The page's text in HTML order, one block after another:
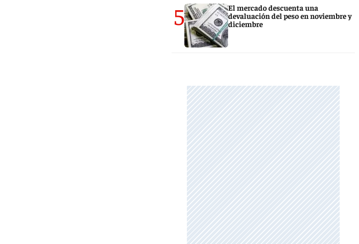
5
El mercado descuenta una
devaluación del peso en noviembre y
diciembre